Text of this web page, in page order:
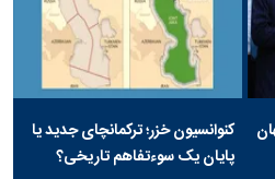
کنوانسیون خزر؛ ترکمانچای جدید یا
پایان یک سوءتفاهم تاریخی؟